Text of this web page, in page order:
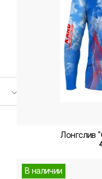
Лонгслив
В наличии